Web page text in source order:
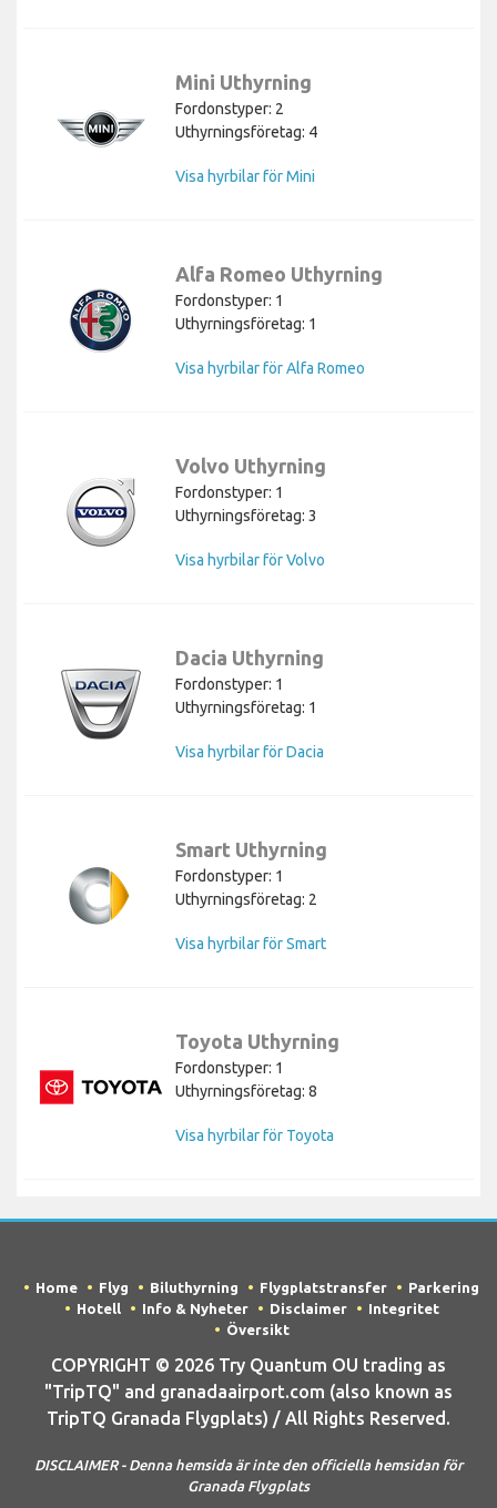
Mini Uthyrning
Fordonstyper: 2
Uthyrningsföretag: 4
Visa hyrbilar för Mini
Alfa Romeo Uthyrning
Fordonstyper: 1
Uthyrningsföretag: 1
Visa hyrbilar för Alfa Romeo
Volvo Uthyrning
Fordonstyper: 1
Uthyrningsföretag: 3
Visa hyrbilar för Volvo
Dacia Uthyrning
Fordonstyper: 1
Uthyrningsföretag: 1
Visa hyrbilar för Dacia
Smart Uthyrning
Fordonstyper: 1
Uthyrningsföretag: 2
Visa hyrbilar för Smart
Toyota Uthyrning
Fordonstyper: 1
Uthyrningsföretag: 8
Visa hyrbilar för Toyota
Home Flyg Biluthyrning Flygplatstransfer
Parkering
Hotell
Info & Nyheter Disclaimer
Integritet
Översikt
COPYRIGHT © 2026 Try Quantum OU trading as
"TripTQ" and granadaairport.com (also known as
TripTQ Granada Flygplats) / All Rights Reserved.
DISCLAIMER - Denna hemsida är inte den officiella hemsidan för
Granada Flygplats